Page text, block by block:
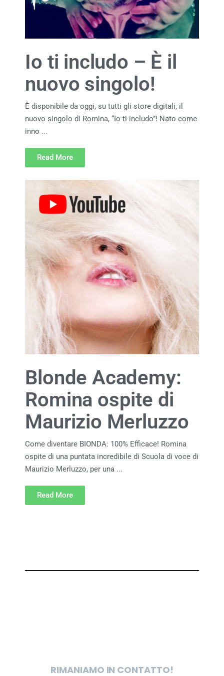
Io ti includo – È il
nuovo singolo!
È disponibile da oggi, su tutti gli store digitali, il
nuovo singolo di Romina, “Io ti includo”! Nato come
inno ...
Read More
Blonde Academy:
Romina ospite di
Maurizio Merluzzo
Come diventare BIONDA: 100% Efficace! Romina
ospite di una puntata incredibile di Scuola di voce di
Maurizio Merluzzo, per una ...
Read More
RIMANIAMO IN CONTATTO!